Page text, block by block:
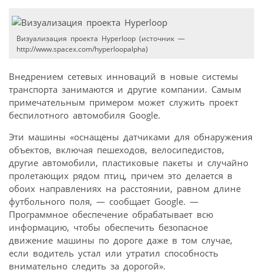
Визуализация проекта Hyperloop (источник —
http://www.spacex.com/hyperloopalpha)
Внедрением сетевых инноваций в новые системы
транспорта занимаются и другие компании. Самым
примечательным примером может служить проект
беспилотного автомобиля Google.
Эти машины «оснащены датчиками для обнаружения
объектов, включая пешеходов, велосипедистов,
другие автомобили, пластиковые пакеты и случайно
пролетающих рядом птиц, причем это делается в
обоих направлениях на расстоянии, равном длине
футбольного поля, — сообщает Google. —
Программное обеспечение обрабатывает всю
информацию, чтобы обеспечить безопасное
движение машины по дороге даже в том случае,
если водитель устал или утратил способность
внимательно следить за дорогой».